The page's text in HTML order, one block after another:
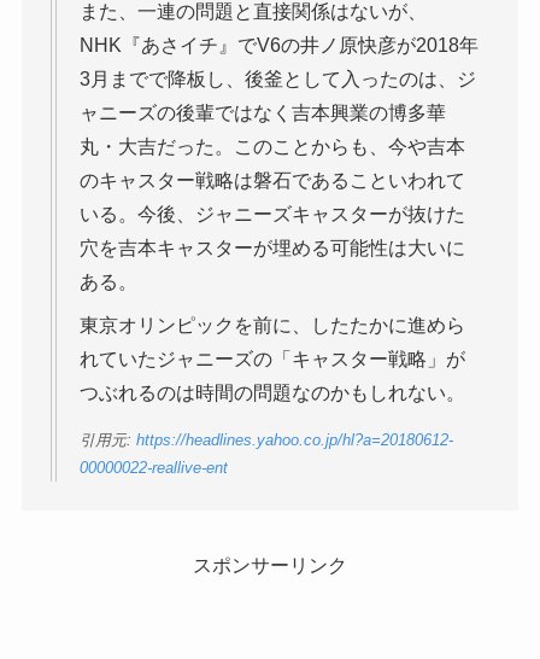
また、一連の問題と直接関係はないが、
NHK『あさイチ』でV6の井ノ原快彦が2018年
3月までで降板し、後釜として入ったのは、ジ
ャニーズの後輩ではなく吉本興業の博多華
丸・大吉だった。このことからも、今や吉本
のキャスター戦略は磐石であることいわれて
いる。今後、ジャニーズキャスターが抜けた
穴を吉本キャスターが埋める可能性は大いに
ある。
東京オリンピックを前に、したたかに進めら
れていたジャニーズの「キャスター戦略」が
つぶれるのは時間の問題なのかもしれない。
引用元: https://headlines.yahoo.co.jp/hl?a=20180612-
00000022-reallive-ent
スポンサーリンク